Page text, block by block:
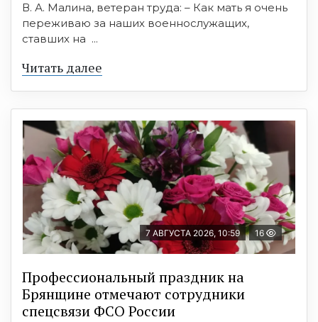
В. А. Малина, ветеран труда: – Как мать я очень
переживаю за наших военнослужащих,
ставших на ...
Читать далее
7 АВГУСТА 2026, 10:59 16
Профессиональный праздник на
Брянщине отмечают сотрудники
спецсвязи ФСО России